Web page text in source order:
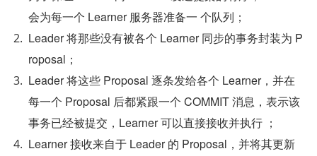
会为每一个 Learner 服务器准备一 个队列；
Leader 将那些没有被各个 Learner 同步的事务封装为 P
roposal；
Leader 将这些 Proposal 逐条发给各个 Learner，并在
每一个 Proposal 后都紧跟一个 COMMIT 消息，表示该
事务已经被提交，Learner 可以直接接收并执行 ；
Learner 接收来自于 Leader 的 Proposal，并将其更新